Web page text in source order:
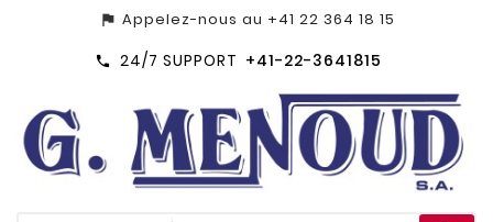
assistant_photo Appelez-nous au +41 22 364 18 15
 24/7 SUPPORT +41-22-3641815